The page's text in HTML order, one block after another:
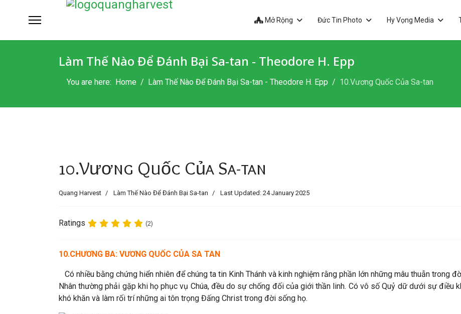
Mở Rộng Đức Tin Photo Hy Vọng Media
Làm Thế Nào Để Đánh Bại Sa-tan - Theodore H. Epp
You are here: Home Làm Thế Nào Để Đánh Bại Sa-tan - Theodore H. Epp 10.Vương Quốc Của Sa-tan
10.Vương Quốc Của Sa-tan
Quang Harvest Làm Thế Nào Để Đánh Bại Sa-tan Last Updated: 24 January 2025
Ratings (2)
10.CHƯƠNG BA: VƯƠNG QUỐC CỦA SA TAN
Có nhiều bằng chứng hiển nhiên để chúng ta tin Kinh Thánh và kinh nghiệm rằng phần lớn những mâu thuẫn trong
Nhân thường phải gặp khi họ phục vụ Chúa, đều do sự chống đối của giới thần linh. Có vô số Quỷ dữ dưới sự điều
khó khăn và làm rối trí những ai tôn trọng Đấng Christ trong đời sống họ.